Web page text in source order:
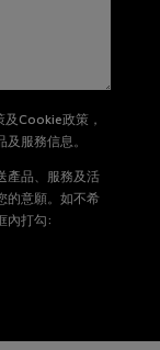
Cookie政策，
服務信息。
產品、服務及活
的意願。如不希
內打勾: